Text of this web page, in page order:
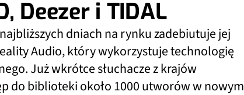
Deezer i TIDAL
dniach na rynku zadebiutuje jej
Audio, który wykorzystuje technologię
Już wkrótce słuchacze z krajów
do biblioteki około 1000 utworów w nowym